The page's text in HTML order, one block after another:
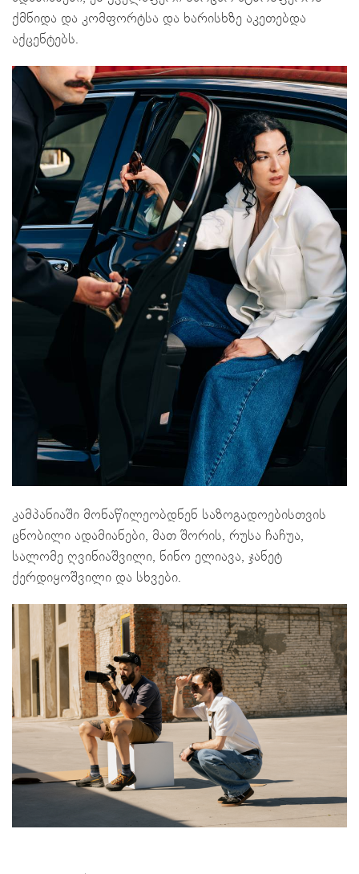
ქმნიდა და კომფორტსა და ხარისხზე აკეთებდა
აქცენტებს.
კამპანიაში მონაწილეობდნენ საზოგადოებისთვის
ცნობილი ადამიანები, მათ შორის, რუსა ჩაჩუა,
სალომე ღვინიაშვილი, ნინო ელიავა, ჯანეტ
ქერდიყოშვილი და სხვები.